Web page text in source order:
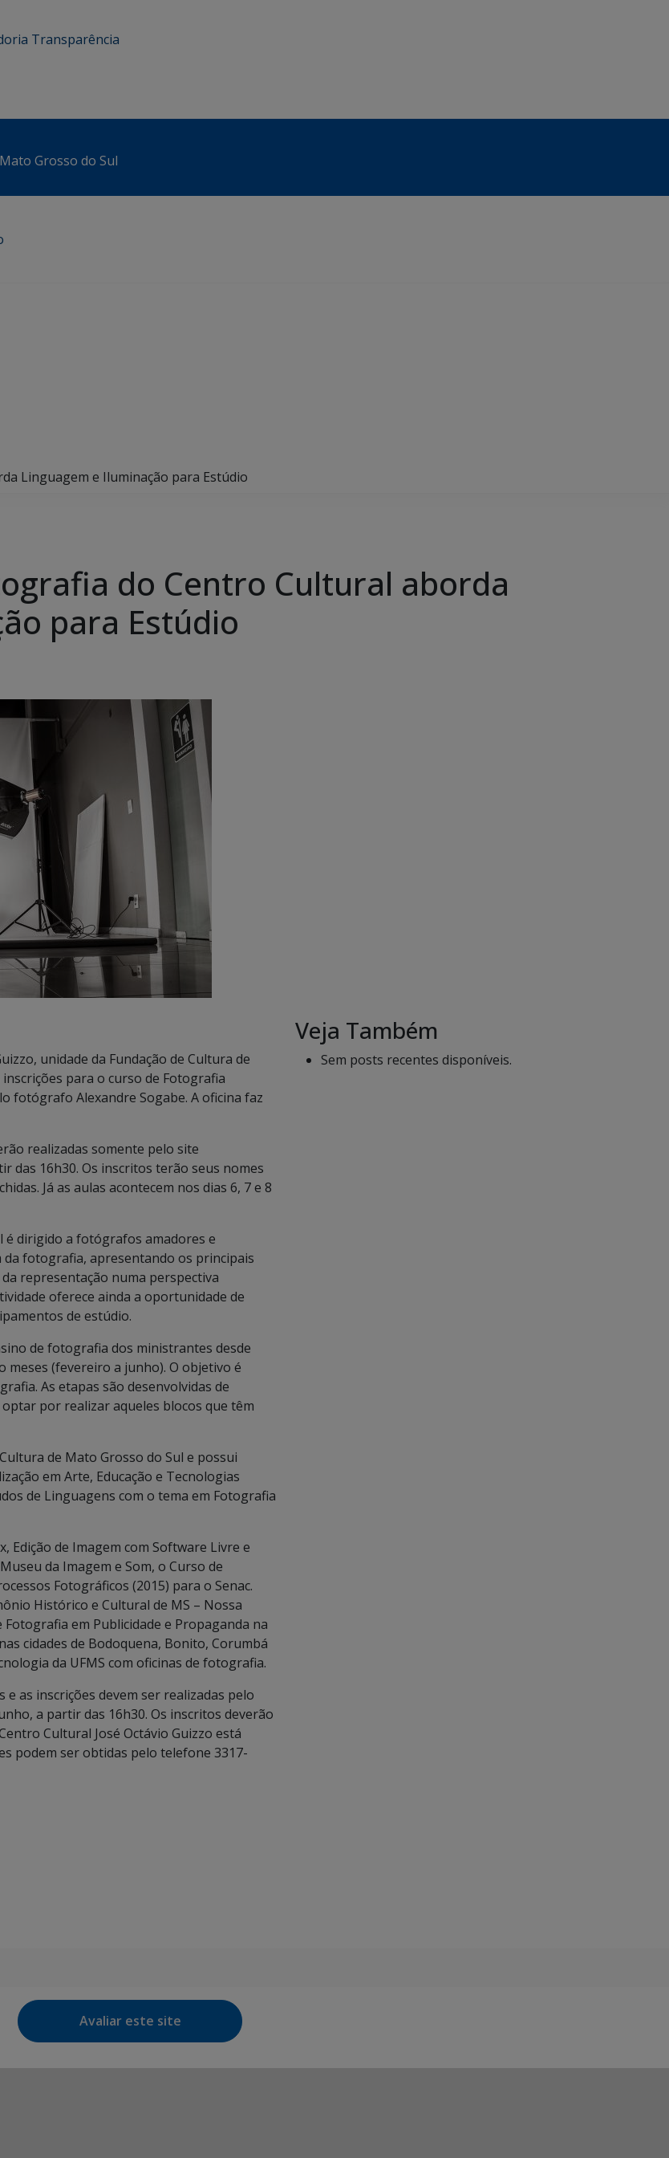
Transparência
Grosso do Sul
Linguagem e Iluminação para Estúdio
do Centro Cultural aborda
para Estúdio
unidade da Fundação de Cultura de
para o curso de Fotografia
fotógrafo Alexandre Sogabe. A oficina faz
realizadas somente pelo site
das 16h30. Os inscritos terão seus nomes
Já as aulas acontecem nos dias 6, 7 e 8
é dirigido a fotógrafos amadores e
fotografia, apresentando os principais
representação numa perspectiva
oferece ainda a oportunidade de
de estúdio.
de fotografia dos ministrantes desde
meses (fevereiro a junho). O objetivo é
As etapas são desenvolvidas de
por realizar aqueles blocos que têm
de Mato Grosso do Sul e possui
em Arte, Educação e Tecnologias
de Linguagens com o tema em Fotografia
Edição de Imagem com Software Livre e
da Imagem e Som, o Curso de
Fotográficos (2015) para o Senac.
Histórico e Cultural de MS – Nossa
em Publicidade e Propaganda na
cidades de Bodoquena, Bonito, Corumbá
da UFMS com oficinas de fotografia.
as inscrições devem ser realizadas pelo
a partir das 16h30. Os inscritos deverão
Cultural José Octávio Guizzo está
podem ser obtidas pelo telefone 3317-
Veja Também
Sem posts recentes disponíveis.
Avaliar este site